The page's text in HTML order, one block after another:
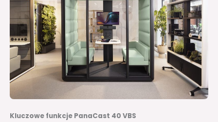
Kluczowe funkcje PanaCast 40 VBS